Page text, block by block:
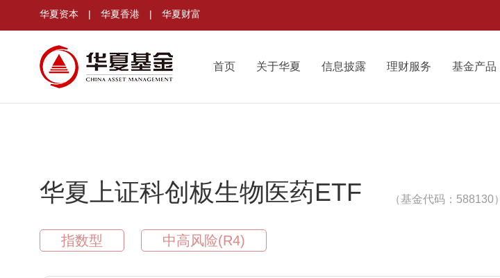
华夏资本 | 华夏香港 | 华夏财富
首页 关于华夏 信息披露 理财服务 基金产品
华夏上证科创板生物医药ETF （基金代码：588130）
指数型 中高风险(R4)